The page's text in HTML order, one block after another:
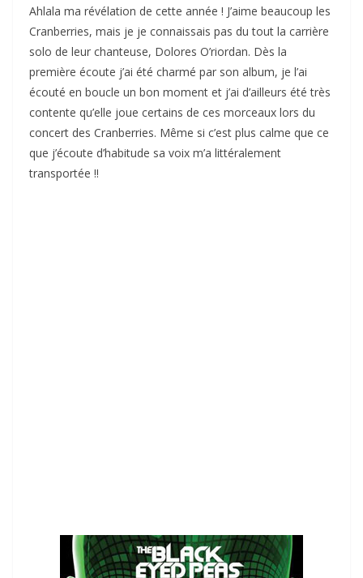
Ahlala ma révélation de cette année ! J’aime beaucoup les
Cranberries, mais je je connaissais pas du tout la carrière
solo de leur chanteuse, Dolores O’riordan. Dès la
première écoute j’ai été charmé par son album, je l’ai
écouté en boucle un bon moment et j’ai d’ailleurs été très
contente qu’elle joue certains de ces morceaux lors du
concert des Cranberries. Même si c’est plus calme que ce
que j’écoute d’habitude sa voix m’a littéralement
transportée !!